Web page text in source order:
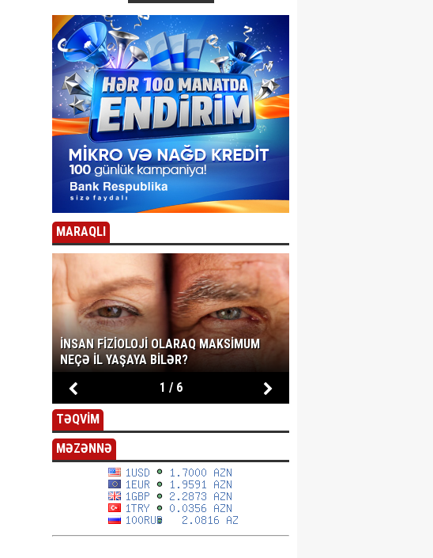
MARAQLI
İNSAN FIZIOLOJI OLARAQ MAKSIMUM
NEÇƏ IL YAŞAYA BILƏR?
1 / 6
TƏQVİM
MƏZƏNNƏ